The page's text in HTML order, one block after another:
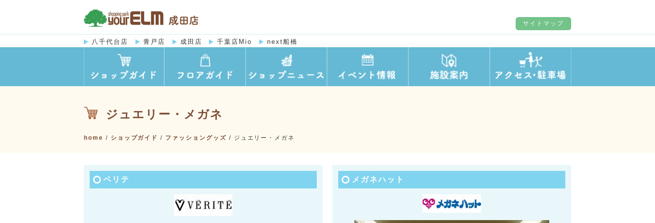
サイトマップ
八千代台店 青戸店 成田店 千葉店Mio next船橋
ジュエリー・メガネ
home / ショップガイド / ファッショングッズ / ジュエリー・メガネ
ベリテ メガネハット